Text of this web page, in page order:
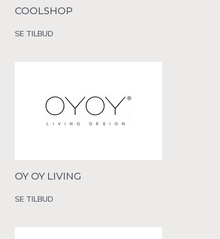
COOLSHOP
SE TILBUD
OY OY LIVING
SE TILBUD